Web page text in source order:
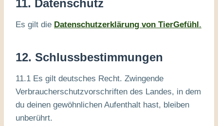
11. Datenschutz
Es gilt die Datenschutzerklärung von TierGefühl .
12. Schlussbestimmungen
11.1 Es gilt deutsches Recht. Zwingende
Verbraucherschutzvorschriften des Landes, in dem
du deinen gewöhnlichen Aufenthalt hast, bleiben
unberührt.